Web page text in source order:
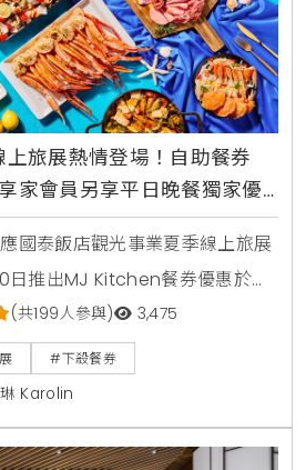
旅展熱情登場！自助餐券
家會員另享平日晚餐獨家優
國泰飯店觀光事業夏季線上旅展
日推出MJ Kitchen餐券優惠於飯
，平日自助午餐單人券原價
折，僅需950元，即可享用豐
新了自助餐檯菜色，釋出多道海
」新主題菜單，用舌尖遊走愛琴
準備了萬豪旅享家會員專屬活
(共199人參與) 3,475
#下殺餐券
Karolin